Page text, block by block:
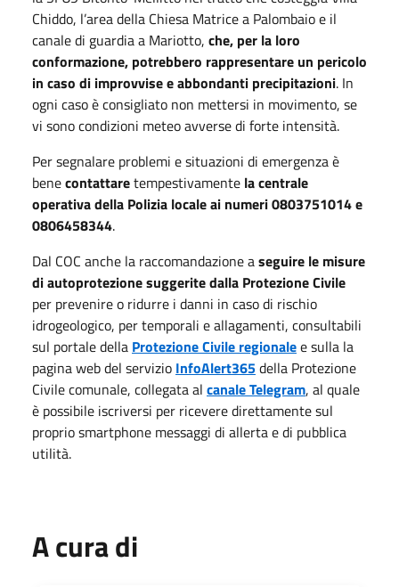
Chiddo, l’area della Chiesa Matrice a Palombaio e il
canale di guardia a Mariotto, che, per la loro
conformazione, potrebbero rappresentare un pericolo
in caso di improvvise e abbondanti precipitazioni. In
ogni caso è consigliato non mettersi in movimento, se
vi sono condizioni meteo avverse di forte intensità.
Per segnalare problemi e situazioni di emergenza è
benecontattaretempestivamente la centrale
operativa della Polizia locale ai numeri 0803751014 e
0806458344.
Dal COC anche la raccomandazione aseguire le misure
di autoprotezione suggerite dalla Protezione Civile
per prevenire o ridurre i danni in caso di rischio
idrogeologico, per temporali e allagamenti, consultabili
sul portale della Protezione Civile regionalee sulla la
pagina web del servizio InfoAlert365della Protezione
Civile comunale, collegata al canale Telegram, al quale
è possibile iscriversi per ricevere direttamente sul
proprio smartphone messaggi di allerta e di pubblica
utilità.
A cura di